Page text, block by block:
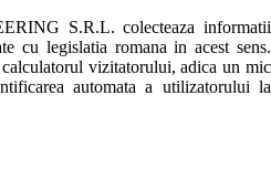
S.R.L. colecteaza informatii
cu legislatia romana in acest sens.
vizitatorului, adica un mic
automata a utilizatorului la